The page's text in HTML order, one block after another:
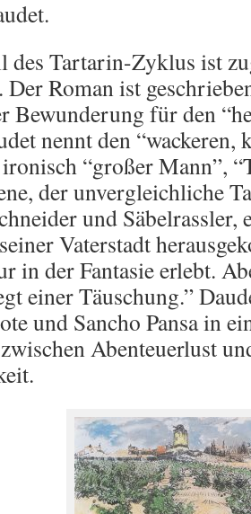
des Tartarin-Zyklus ist
Der Roman ist
Bewunderung für den
nennt den “wackeren,
“großer Mann”,
der unvergleichliche
und Säbelrassler,
Vaterstadt
in der Fantasie erlebt.
einer Täuschung.”
und Sancho Pansa in
Abenteuerlust